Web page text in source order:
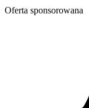
Oferta sponsorowana